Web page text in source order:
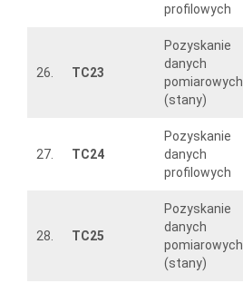
profilowych
26. TC23
Pozyskanie
danych
pomiarowych
(stany)
27. TC24
Pozyskanie
danych
profilowych
28. TC25
Pozyskanie
danych
pomiarowych
(stany)